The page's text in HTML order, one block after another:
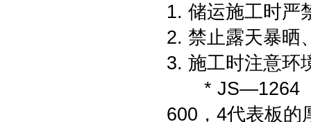
1. 储运施工时严
2. 禁止露天暴晒
3. 施工时注意环
* JS—1264（
600，4代表板的